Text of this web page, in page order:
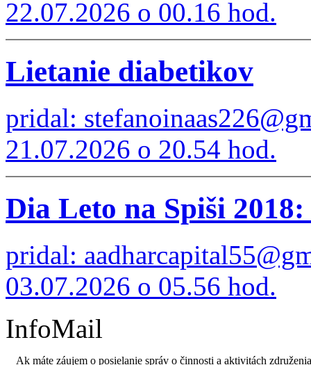
22.07.2026 o 00.16 hod.
Lietanie diabetikov
pridal:
21.07.2026 o 20.54 hod.
Dia Leto na Spiši
pridal:
03.07.2026 o 05.56 hod.
InfoMail
Ak máte záujem o posielanie správ o činnosti a aktivitách